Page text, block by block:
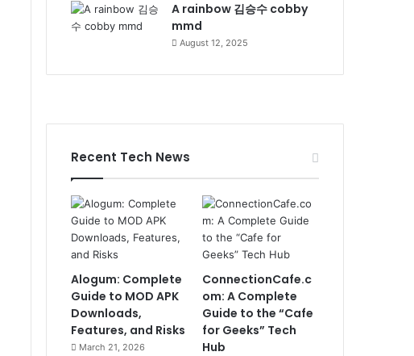
A rainbow 김승수 cobby
mmd
August 12, 2025
Recent Tech News
Alogum: Complete
Guide to MOD APK
Downloads,
Features, and Risks
March 21, 2026
ConnectionCafe.c
om: A Complete
Guide to the “Cafe
for Geeks” Tech
Hub